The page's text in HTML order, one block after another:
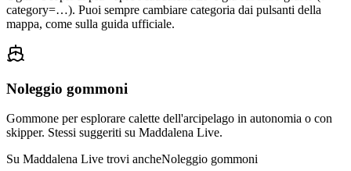
category=…). Puoi sempre cambiare categoria dai pulsanti della
mappa, come sulla guida ufficiale.
Noleggio gommoni
Gommone per esplorare calette dell'arcipelago in autonomia o con
skipper. Stessi suggeriti su Maddalena Live.
Su Maddalena Live trovi ancheNoleggio gommoni